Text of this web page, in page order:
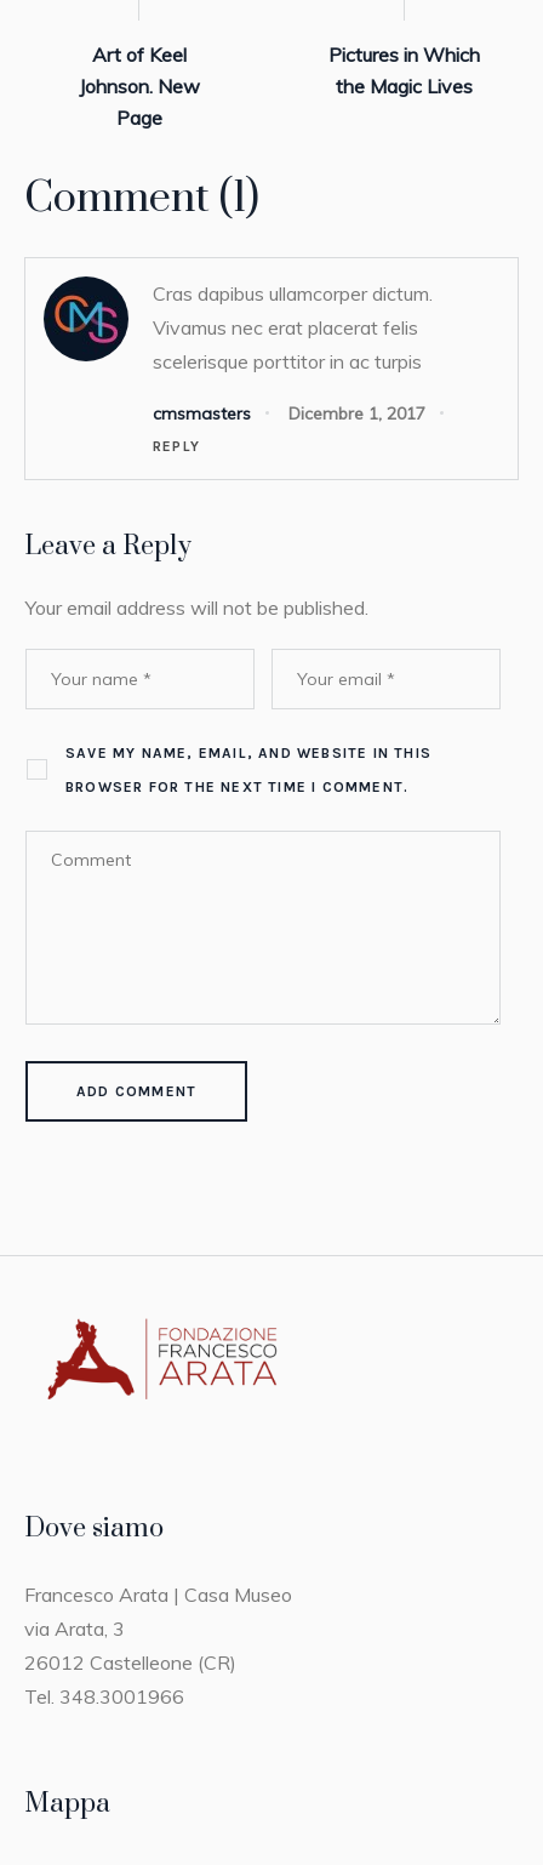
Art of Keel
Johnson. New
Page
Pictures in Which
the Magic Lives
Comment (1)
Cras dapibus ullamcorper dictum.
Vivamus nec erat placerat felis
scelerisque porttitor in ac turpis
cmsmasters Dicembre 1, 2017
REPLY
Leave a Reply
Your email address will not be published.
SAVE MY NAME, EMAIL, AND WEBSITE IN THIS
BROWSER FOR THE NEXT TIME I COMMENT.
Dove siamo
Francesco Arata | Casa Museo
via Arata, 3
26012 Castelleone (CR)
Tel. 348.3001966
Mappa